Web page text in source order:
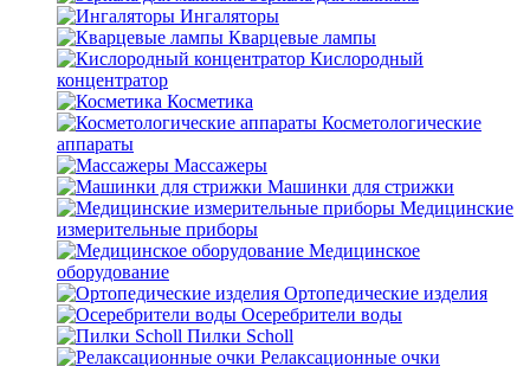
Ингаляторы
Кварцевые лампы
Кислородный
концентратор
Косметика
Косметологические
аппараты
Массажеры
Машинки для стрижки
Медицинские
измерительные приборы
Медицинское
оборудование
Ортопедические изделия
Осеребрители воды
Пилки Scholl
Релаксационные очки